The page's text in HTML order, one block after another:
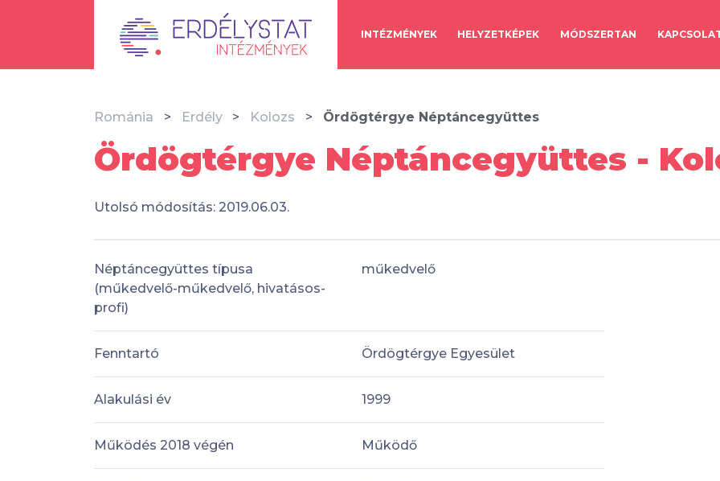
INTÉZMÉNYEK HELYZETKÉPEK MÓDSZERTAN
Románia Erdély Kolozs Ördögtérgye Néptáncegyüttes
Ördögtérgye Néptáncegyüttes -
Utolsó módosítás: 2019.06.03.
Néptáncegyüttes típusa
(műkedvelő-műkedvelő, hivatásos-
profi)
műkedvelő
Fenntartó Ördögtérgye Egyesület
Alakulási év 1999
Működés 2018 végén Működő